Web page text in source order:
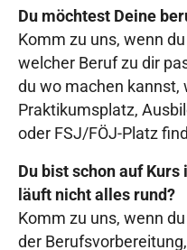
Du möchtest Deine
Komm zu uns, wenn
welcher Beruf zu dir
du wo machen kannst,
Praktikumsplatz,
oder FSJ/FÖJ-Platz
Du bist schon auf
läuft nicht alles rund?
Komm zu uns, wenn
der